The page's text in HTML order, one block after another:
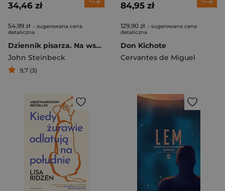
34,46 zł
54,99 zł - sugerowana cena
detaliczna
Dziennik pisarza. Na wschód od Edenu w osobistych zapiskach
John Steinbeck
9,7 (3)
84,95 zł
129,90 zł - sugerowana cena
detaliczna
Don Kichote
Cervantes de Miguel